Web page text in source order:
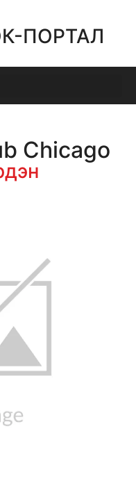
ПОРТАЛ
Chicago